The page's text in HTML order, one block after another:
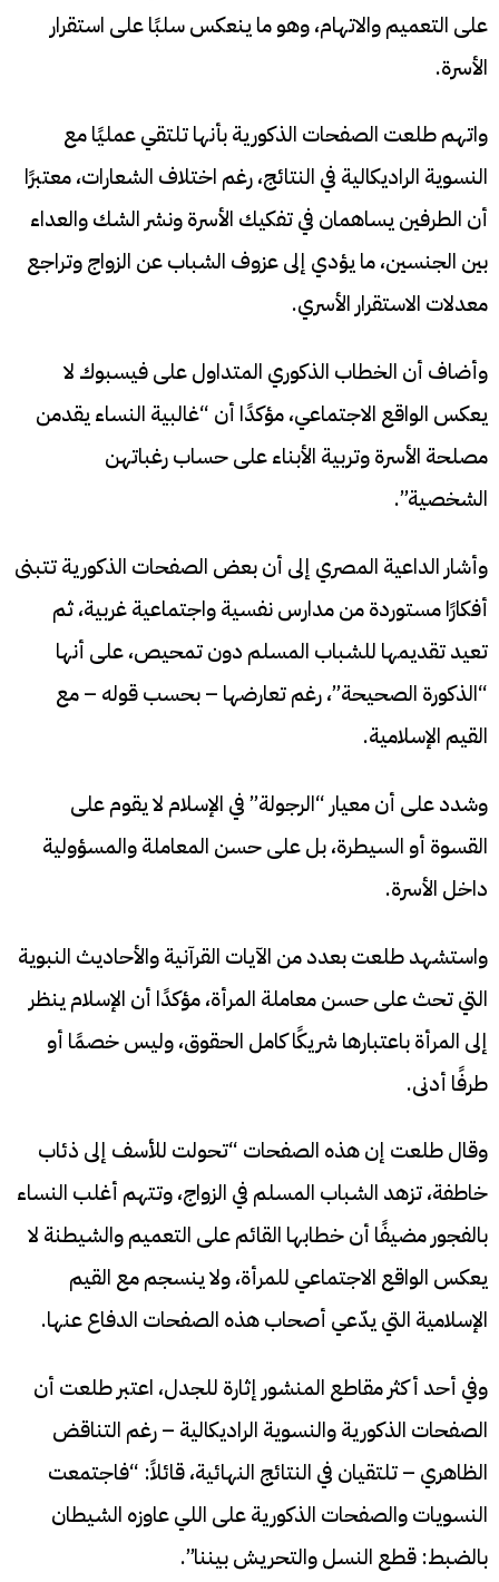
على التعميم والاتهام، وهو ما ينعكس سلبًا على استقرار
الأسرة.
واتهم طلعت الصفحات الذكورية بأنها تلتقي عمليًا مع
النسوية الراديكالية في النتائج، رغم اختلاف الشعارات، معتبرًا
أن الطرفين يساهمان في تفكيك الأسرة ونشر الشك والعداء
بين الجنسين، ما يؤدي إلى عزوف الشباب عن الزواج وتراجع
معدلات الاستقرار الأسري.
وأضاف أن الخطاب الذكوري المتداول على فيسبوك لا
يعكس الواقع الاجتماعي، مؤكدًا أن “غالبية النساء يقدمن
مصلحة الأسرة وتربية الأبناء على حساب رغباتهن
الشخصية”.
وأشار الداعية المصري إلى أن بعض الصفحات الذكورية تتبنى
أفكارًا مستوردة من مدارس نفسية واجتماعية غربية، ثم
تعيد تقديمها للشباب المسلم دون تمحيص، على أنها
“الذكورة الصحيحة”، رغم تعارضها – بحسب قوله – مع
القيم الإسلامية.
وشدد على أن معيار “الرجولة” في الإسلام لا يقوم على
القسوة أو السيطرة، بل على حسن المعاملة والمسؤولية
داخل الأسرة.
واستشهد طلعت بعدد من الآيات القرآنية والأحاديث النبوية
التي تحث على حسن معاملة المرأة، مؤكدًا أن الإسلام ينظر
إلى المرأة باعتبارها شريكًا كامل الحقوق، وليس خصمًا أو
طرفًا أدنى.
وقال طلعت إن هذه الصفحات “تحولت للأسف إلى ذئاب
خاطفة، تزهد الشباب المسلم في الزواج، وتتهم أغلب النساء
بالفجور مضيفًا أن خطابها القائم على التعميم والشيطنة لا
يعكس الواقع الاجتماعي للمرأة، ولا ينسجم مع القيم
الإسلامية التي يدّعي أصحاب هذه الصفحات الدفاع عنها.
وفي أحد أكثر مقاطع المنشور إثارة للجدل، اعتبر طلعت أن
الصفحات الذكورية والنسوية الراديكالية – رغم التناقض
الظاهري – تلتقيان في النتائج النهائية، قائلاً: “فاجتمعت
النسويات والصفحات الذكورية على اللي عاوزه الشيطان
بالضبط: قطع النسل والتحريش بيننا”.